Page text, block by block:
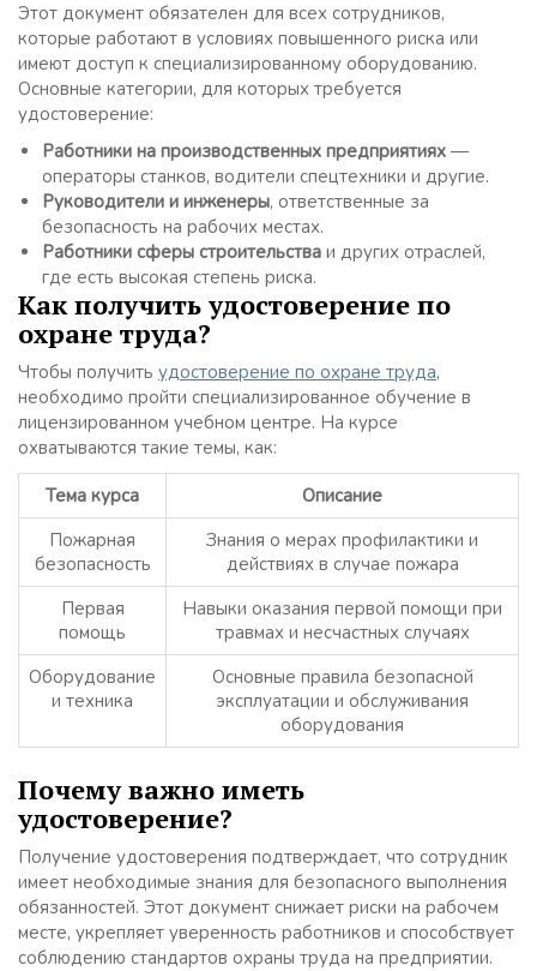
Этот документ обязателен для всех сотрудников,
которые работают в условиях повышенного риска или
имеют доступ к специализированному оборудованию.
Основные категории, для которых требуется
удостоверение:
Работники на производственных предприятиях —
операторы станков, водители спецтехники и другие.
Руководители и инженеры, ответственные за
безопасность на рабочих местах.
Работники сферы строительства и других отраслей,
где есть высокая степень риска.
Как получить удостоверение по
охране труда?
Чтобы получить удостоверение по охране труда,
необходимо пройти специализированное обучение в
лицензированном учебном центре. На курсе
охватываются такие темы, как:
Тема курса
Описание
Пожарная
безопасность
Знания о мерах профилактики и
действиях в случае пожара
Первая
помощь
Навыки оказания первой помощи при
травмах и несчастных случаях
Оборудование
и техника
Основные правила безопасной
эксплуатации и обслуживания
оборудования
Почему важно иметь
удостоверение?
Получение удостоверения подтверждает, что сотрудник
имеет необходимые знания для безопасного выполнения
обязанностей. Этот документ снижает риски на рабочем
месте, укрепляет уверенность работников и способствует
соблюдению стандартов охраны труда на предприятии.